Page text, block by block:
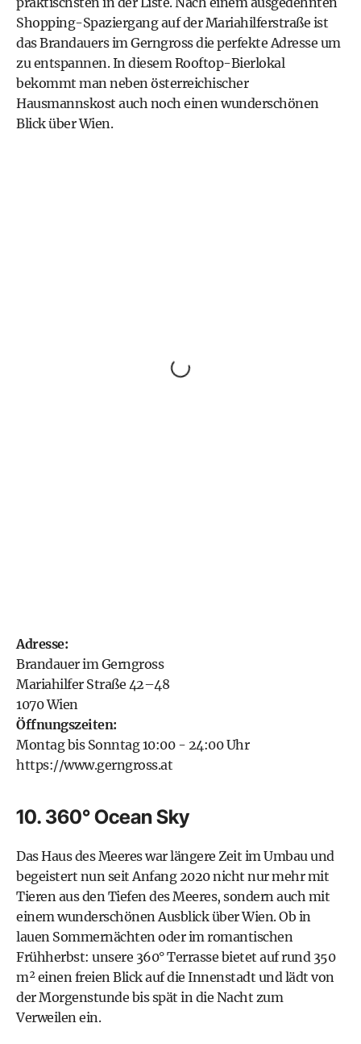
Shopping-Spaziergang auf der Mariahilferstraße ist
das Brandauers im Gerngross die perfekte Adresse um
zu entspannen. In diesem Rooftop-Bierlokal
bekommt man neben österreichischer
Hausmannskost auch noch einen wunderschönen
Blick über Wien.
Adresse:
Brandauer im Gerngross
Mariahilfer Straße 42–48
1070 Wien
Öffnungszeiten:
Montag bis Sonntag 10:00 - 24:00 Uhr
https://www.gerngross.at
10. 360° Ocean Sky
Das Haus des Meeres war längere Zeit im Umbau und
begeistert nun seit Anfang 2020 nicht nur mehr mit
Tieren aus den Tiefen des Meeres, sondern auch mit
einem wunderschönen Ausblick über Wien. Ob in
lauen Sommernächten oder im romantischen
Frühherbst: unsere 360° Terrasse bietet auf rund 350
m² einen freien Blick auf die Innenstadt und lädt von
der Morgenstunde bis spät in die Nacht zum
Verweilen ein.